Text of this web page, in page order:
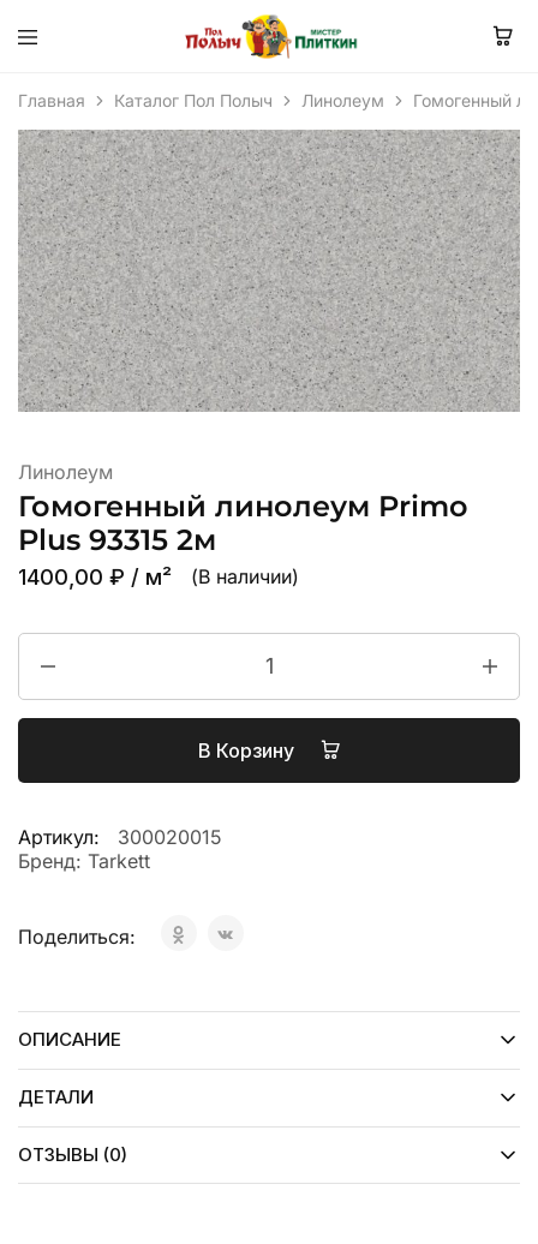
Главная Каталог Пол Полыч Линолеум Гомогенный
Линолеум
Гомогенный линолеум Primo
Plus 93315 2м
1400,00 ₽ / м² (В наличии)
В Корзину
Артикул:
300020015
Бренд: Tarkett
Поделиться:
ОПИСАНИЕ
ДЕТАЛИ
ОТЗЫВЫ (0)